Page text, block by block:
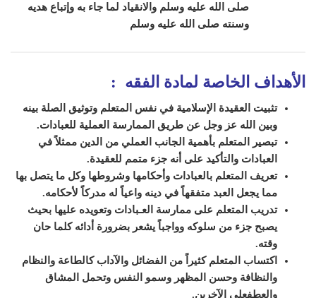
صلى الله عليه وسلم والانقياد لما جاء به وإتباع هديه
وسنته صلى الله عليه وسلم
الأهداف الخاصة لمادة الفقه :
تثبيت العقيدة الإسلامية في نفس المتعلم وتوثيق الصلة بينه
وبين الله عز وجل عن طريق الممارسة العملية للعبادات.
تبصير المتعلم بأهمية الجانب العملي من الدين ممثلاً في
العبادات والتأكيد على أنه جزء متمم للعقيدة.
تعريف المتعلم بالعبادات وأحكامها وشروطها وكل ما يتصل بها
مما يجعل العبد متفقهاً في دينه واعياً له مدركاً لأحكامه.
تدريب المتعلم على ممارسة العـبادات وتعويده عليها بحيث
يصبح جزء من سلوكه وواجباً يشعر بضرورة أدائه كلما حان
وقته.
اكتساب المتعلم كثيراً من الفضائل والآداب كالطاعة والنظام
والنظافة وحسن المظهر وسمو النفس وتحمل المشاق
والعطفعلى الآخرين.